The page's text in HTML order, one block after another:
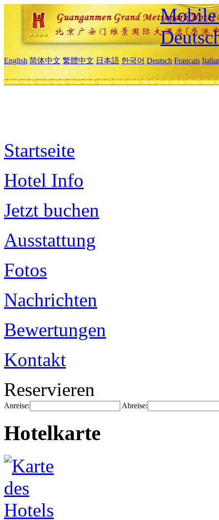
Mobile
English 简体中文 繁體中文 日本語 한국어 Deutsch Français
Startseite
Hotel Info
Jetzt buchen
Ausstattung
Fotos
Nachrichten
Bewertungen
Kontakt
Reservieren
Anreise: Abreise:
Hotelkarte